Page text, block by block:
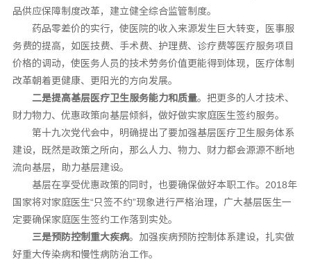
品供应保障制度改革，建立健全综合监管制度。
药品零差价的实行，使医院的收入来源发生巨大转变，医事服
务费的提高，如医技费、手术费、护理费、诊疗费等医疗服务项目
价格的调动，使医务人员的技术劳务价值更能得到体现，医疗体制
改革朝着更健康、更阳光的方向发展。
二是提高基层医疗卫生服务能力和质量。把更多的人才技术、
财力物力、优惠政策向基层倾斜，做好做实家庭医生签约服务。
第十九次党代会中，明确提出了要加强基层医疗卫生服务体系
建设，既然是政策之所向，那么人力、物力、财力都会源源不断地
流向基层，助力基层建设。
基层在享受优惠政策的同时，也要确保做好本职工作。2018年
国家将对家庭医生“只签不约”现象进行严格治理，广大基层医生一
定要确保家庭医生签约工作落到实处。
三是预防控制重大疾病。加强疾病预防控制体系建设，扎实做
好重大传染病和慢性病防治工作。